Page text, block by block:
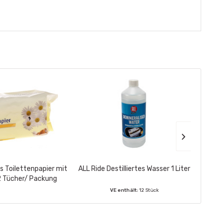
Toilettenpapier mit
Tücher/ Packung
ALL Ride Destilliertes Wasser 1 Liter
VE enthält:12 Stück